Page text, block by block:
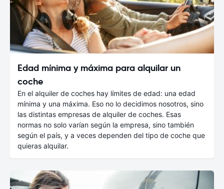
Edad mínima y máxima para alquilar un
coche
En el alquiler de coches hay límites de edad: una edad
mínima y una máxima. Eso no lo decidimos nosotros, sino
las distintas empresas de alquiler de coches. Esas
normas no solo varían según la empresa, sino también
según el país, y a veces dependen del tipo de coche que
quieras alquilar.